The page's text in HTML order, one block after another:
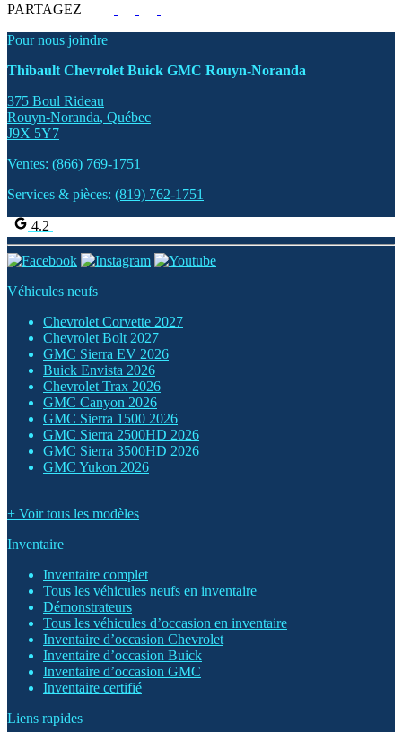
PARTAGEZ
Pour nous joindre
Thibault Chevrolet Buick GMC Rouyn-Noranda
375 Boul Rideau
Rouyn-Noranda, Québec
J9X 5Y7
Ventes: (866) 769-1751
Services & pièces: (819) 762-1751
4.2
Véhicules neufs
Chevrolet Corvette 2027
Chevrolet Bolt 2027
GMC Sierra EV 2026
Buick Envista 2026
Chevrolet Trax 2026
GMC Canyon 2026
GMC Sierra 1500 2026
GMC Sierra 2500HD 2026
GMC Sierra 3500HD 2026
GMC Yukon 2026
+ Voir tous les modèles
Inventaire
Inventaire complet
Tous les véhicules neufs en inventaire
Démonstrateurs
Tous les véhicules d’occasion en inventaire
Inventaire d’occasion Chevrolet
Inventaire d’occasion Buick
Inventaire d’occasion GMC
Inventaire certifié
Liens rapides